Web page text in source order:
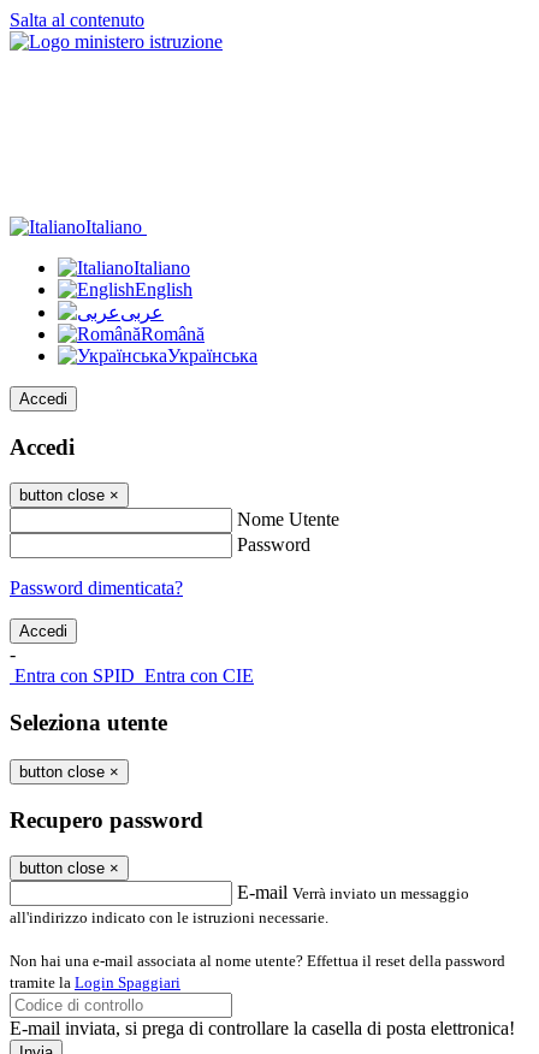
Salta al contenuto
Italiano
Italiano
English
عربى
Română
Українська
Accedi
Accedi
button close ×
Nome Utente
Password
Password dimenticata?
-
Entra con SPID Entra con CIE
Seleziona utente
button close ×
Recupero password
button close ×
E-mail Verrà inviato un messaggio
all'indirizzo indicato con le istruzioni necessarie.
Non hai una e-mail associata al nome utente? Effettua il reset della password
tramite la Login Spaggiari
E-mail inviata, si prega di controllare la casella di posta elettronica!